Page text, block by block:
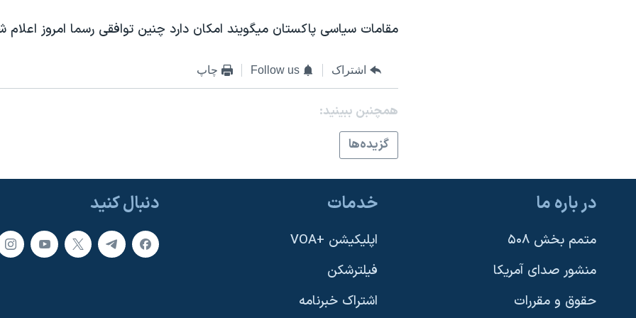
مقامات سياسی پاکستان ميگويند امکان دارد چنين توافقی رسما امروز اعلام
اشتراک Follow us چاپ
همچنبن ببینید:
گزيده‌ها
دنبال کنید در باره ما
متمم بخش ۵۰۸
منشور صدای آمریکا
حقوق و مقررات
خدمات
اپلیکیشن +VOA
فیلترشکن
اشتراک خبرنامه